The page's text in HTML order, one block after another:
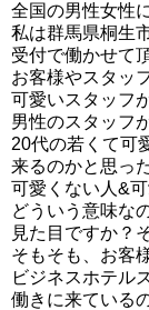
全国の男性女性
私は群馬県桐生
受付で働かせて
お客様やスタッ
可愛いスタッフ
男性のスタッフ
20代の若くて可
来るのかと思っ
可愛くない人&
どういう意味な
見た目ですか？
そもそも、お客
ビジネスホテル
働きに来ている